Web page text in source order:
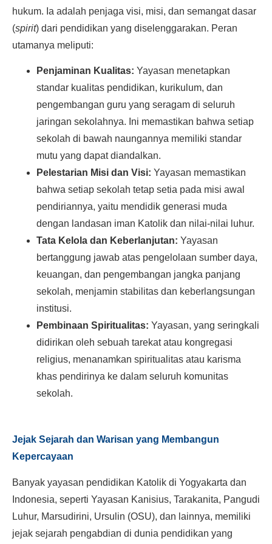
hukum. Ia adalah penjaga visi, misi, dan semangat dasar
(spirit) dari pendidikan yang diselenggarakan. Peran
utamanya meliputi:
Penjaminan Kualitas: Yayasan menetapkan
standar kualitas pendidikan, kurikulum, dan
pengembangan guru yang seragam di seluruh
jaringan sekolahnya. Ini memastikan bahwa setiap
sekolah di bawah naungannya memiliki standar
mutu yang dapat diandalkan.
Pelestarian Misi dan Visi: Yayasan memastikan
bahwa setiap sekolah tetap setia pada misi awal
pendiriannya, yaitu mendidik generasi muda
dengan landasan iman Katolik dan nilai-nilai luhur.
Tata Kelola dan Keberlanjutan: Yayasan
bertanggung jawab atas pengelolaan sumber daya,
keuangan, dan pengembangan jangka panjang
sekolah, menjamin stabilitas dan keberlangsungan
institusi.
Pembinaan Spiritualitas: Yayasan, yang seringkali
didirikan oleh sebuah tarekat atau kongregasi
religius, menanamkan spiritualitas atau karisma
khas pendirinya ke dalam seluruh komunitas
sekolah.
Jejak Sejarah dan Warisan yang Membangun
Kepercayaan
Banyak yayasan pendidikan Katolik di Yogyakarta dan
Indonesia, seperti Yayasan Kanisius, Tarakanita, Pangudi
Luhur, Marsudirini, Ursulin (OSU), dan lainnya, memiliki
jejak sejarah pengabdian di dunia pendidikan yang